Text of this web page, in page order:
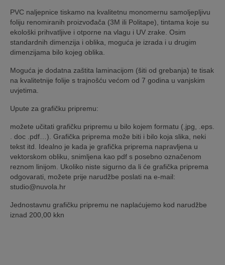
PVC naljepnice tiskamo na kvalitetnu monomernu samoljepljivu
foliju renomiranih proizvođača (3M ili Politape), tintama koje su
ekološki prihvatljive i otporne na vlagu i UV zrake. Osim
standardnih dimenzija i oblika, moguća je izrada i u drugim
dimenzijama bilo kojeg oblika.
Moguća je dodatna zaštita laminacijom (šiti od grebanja) te tisak
na kvalitetnije folije s trajnošću većom od 7 godina u vanjskim
uvjetima.
Upute za grafičku pripremu:
možete učitati grafičku pripremu u bilo kojem formatu (.jpg, .eps.
. doc .pdf…). Grafička priprema može biti i bilo koja slika, neki
tekst itd. Idealno je kada je grafička priprema napravljena u
vektorskom obliku, snimljena kao pdf s posebno označenom
reznom linijom. Ukoliko niste sigurno da li će grafička priprema
odgovarati, možete prije narudžbe poslati na e-mail:
studio@nuvola.hr
Jednostavnu grafičku pripremu ne naplaćujemo kod narudžbe
iznad 200,00 kkn